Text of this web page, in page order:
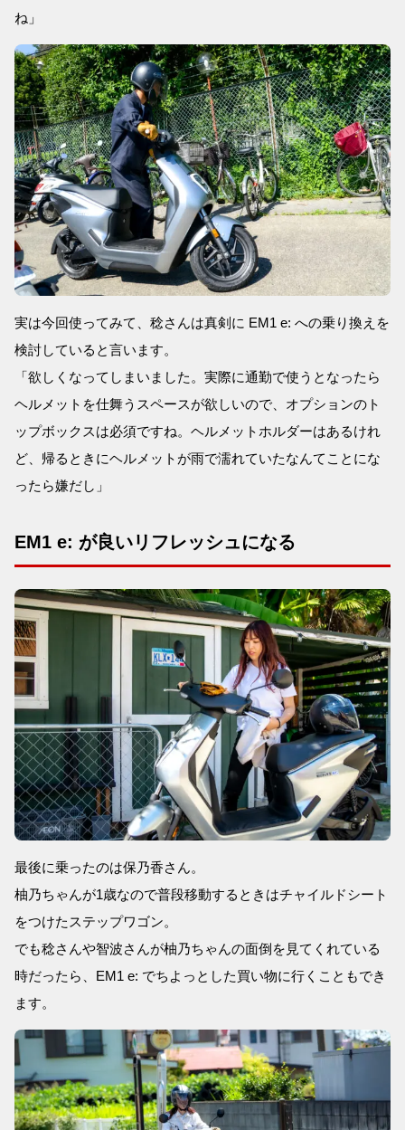
ね」
実は今回使ってみて、稔さんは真剣に EM1 e: への乗り換えを
検討していると言います。
「欲しくなってしまいました。実際に通勤で使うとなったら
ヘルメットを仕舞うスペースが欲しいので、オプションのト
ップボックスは必須ですね。ヘルメットホルダーはあるけれ
ど、帰るときにヘルメットが雨で濡れていたなんてことにな
ったら嫌だし」
EM1 e: が良いリフレッシュになる
最後に乗ったのは保乃香さん。
柚乃ちゃんが1歳なので普段移動するときはチャイルドシート
をつけたステップワゴン。
でも稔さんや智波さんが柚乃ちゃんの面倒を見てくれている
時だったら、EM1 e: でちよっとした買い物に行くこともでき
ます。